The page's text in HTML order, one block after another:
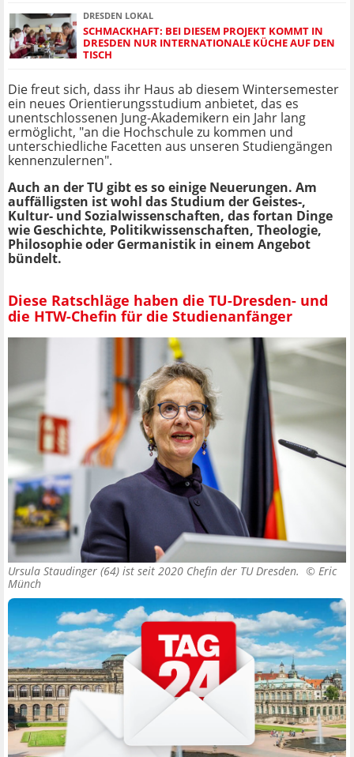
DRESDEN LOKAL
SCHMACKHAFT: BEI DIESEM PROJEKT KOMMT IN
DRESDEN NUR INTERNATIONALE KÜCHE AUF DEN
TISCH
Die freut sich, dass ihr Haus ab diesem Wintersemester
ein neues Orientierungsstudium anbietet, das es
unentschlossenen Jung-Akademikern ein Jahr lang
ermöglicht, "an die Hochschule zu kommen und
unterschiedliche Facetten aus unseren Studiengängen
kennenzulernen".
Auch an der TU gibt es so einige Neuerungen. Am
auffälligsten ist wohl das Studium der Geistes-,
Kultur- und Sozialwissenschaften, das fortan Dinge
wie Geschichte, Politikwissenschaften, Theologie,
Philosophie oder Germanistik in einem Angebot
bündelt.
Diese Ratschläge haben die TU-Dresden- und
die HTW-Chefin für die Studienanfänger
Ursula Staudinger (64) ist seit 2020 Chefin der TU Dresden. © Eric
Münch